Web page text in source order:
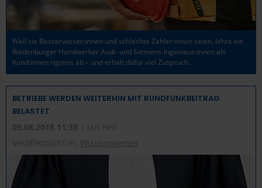
Weil sie Besserwisser:innen und schlechte Zahler:innen seien, lehnt ein
Riedenburger Handwerker Audi- und Siemens-Ingenieur:innen als
Kund:innen rigoros ab – und erhält dafür viel Zuspruch.
BETRIEBE WERDEN WEITERHIN MIT RUNDFUNKBEITRAG
BELASTET
09.08.2018 11:39
| Jan Hell
Veröffentlicht in: Wissenswertes